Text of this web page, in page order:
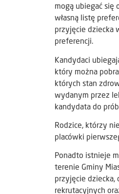
mogą ubiegać się
własną listę
przyjęcie dziecka
preferencji.
Kandydaci
który można
których stan
wydanym przez
kandydata do
Rodzice, którzy
placówki
Ponadto istnieje
terenie Gminy
przyjęcie dziecka,
rekrutacyjnych